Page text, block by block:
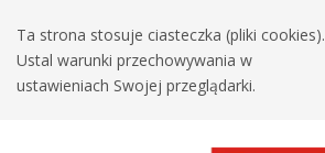
Ta strona stosuje ciasteczka (pliki cookies).
Ustal warunki przechowywania w
ustawieniach Swojej przeglądarki.